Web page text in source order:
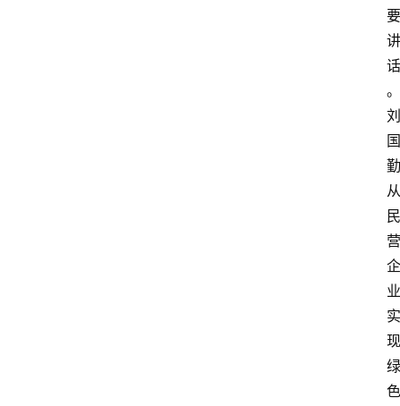
要
讲
话
。
刘
国
勤
从
民
营
企
业
实
现
绿
色